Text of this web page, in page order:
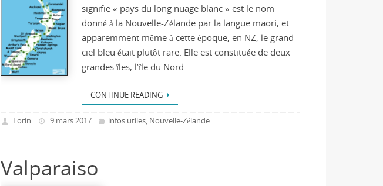
signifie « pays du long nuage blanc » est le nom
donné à la Nouvelle-Zélande par la langue maori, et
apparemment même à cette époque, en NZ, le grand
ciel bleu était plutôt rare. Elle est constituée de deux
grandes îles, l’île du Nord …
CONTINUE READING
Lorin 9 mars 2017 infos utiles, Nouvelle-Zélande
Valparaiso